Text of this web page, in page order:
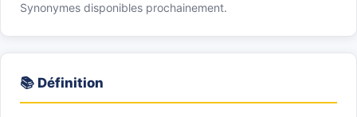
Synonymes disponibles prochainement.
📚 Définition